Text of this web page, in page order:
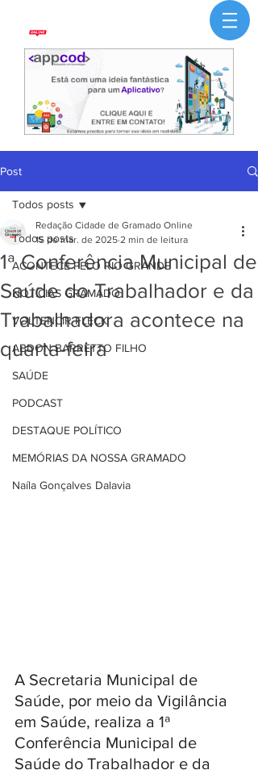
Post
Todos posts
ACONTECE PELO RIO GRANDE
NOTÍCIAS GRAMADO
VOLTENCIR FLECK
ABDON BARRETTO FILHO
SAÚDE
PODCAST
DESTAQUE POLÍTICO
MEMÓRIAS DA NOSSA GRAMADO
Naíla Gonçalves Dalavia
Todos posts
1ª Conferência Municipal de
Saúde do Trabalhador e da
Trabalhadora acontece na
quarta-feira
Redação Cidade de Gramado Online
15 de mar. de 2025 2 min de leitura
A Secretaria Municipal de
Saúde, por meio da Vigilância
em Saúde, realiza a 1ª
Conferência Municipal de
Saúde do Trabalhador e da